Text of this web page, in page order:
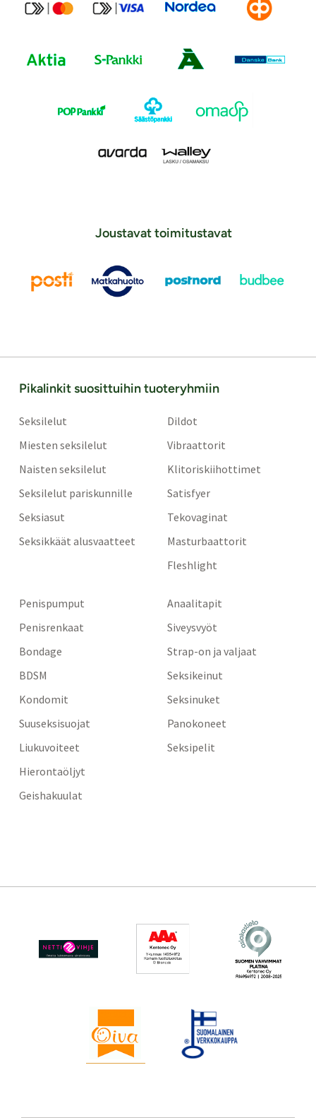
Joustavat toimitustavat
Pikalinkit suosittuihin tuoteryhmiin
Seksilelut
Miesten seksilelut
Naisten seksilelut
Seksilelut pariskunnille
Seksiasut
Seksikkäät alusvaatteet
Dildot
Vibraattorit
Klitoriskiihottimet
Satisfyer
Tekovaginat
Masturbaattorit
Fleshlight
Penispumput
Penisrenkaat
Bondage
BDSM
Kondomit
Suuseksisuojat
Liukuvoiteet
Hierontaöljyt
Geishakuulat
Anaalitapit
Siveysvyöt
Strap-on ja valjaat
Seksikeinut
Seksinuket
Panokoneet
Seksipelit